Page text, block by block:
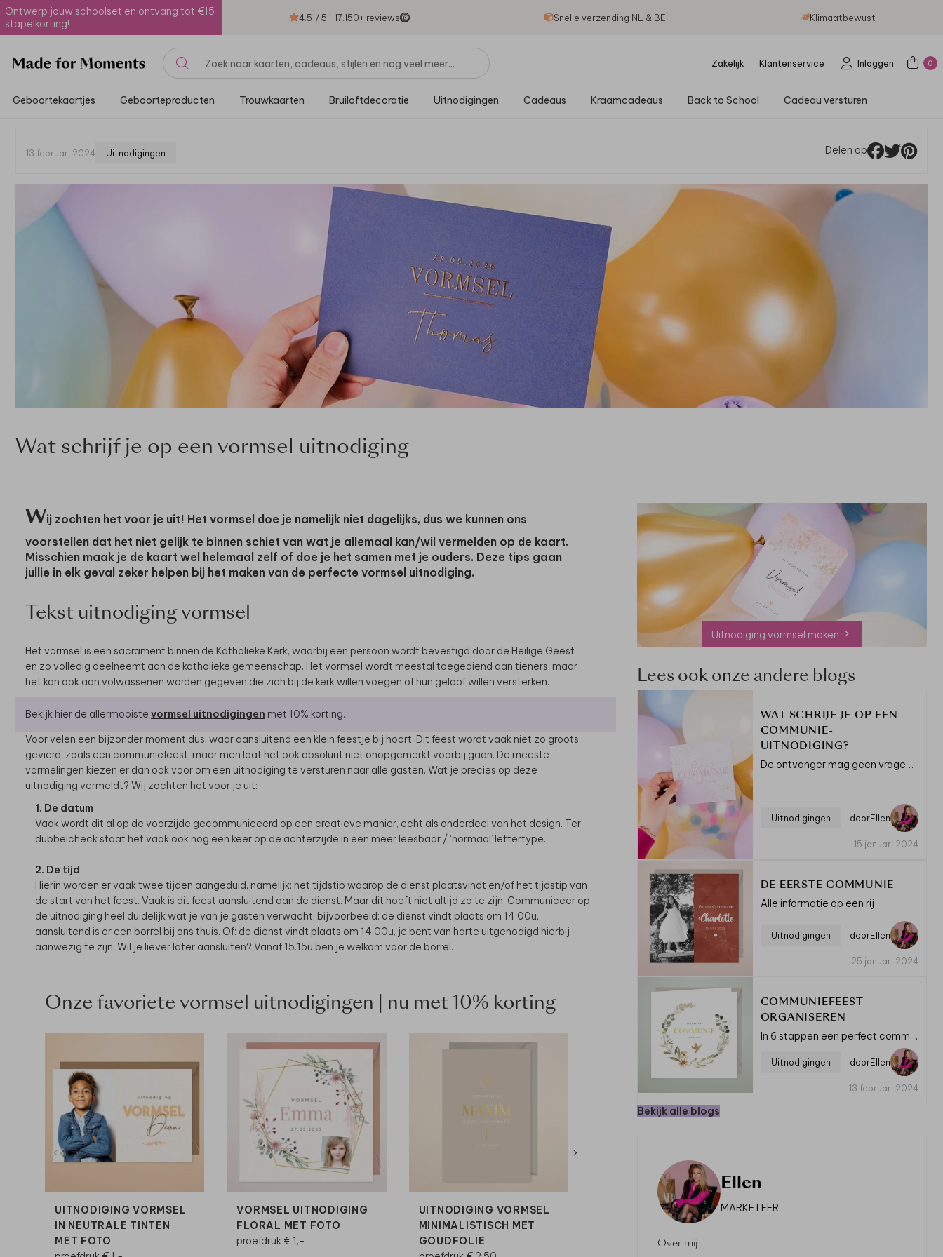
Ontwerp jouw schoolset en ontvang tot €15
stapelkorting!
4.51/ 5 -17.150+ reviews Snelle verzending NL & BE Klimaatbewust
Zakelijk Klantenservice Inloggen 0
Geboortekaartjes Geboorteproducten Trouwkaarten Bruiloftdecoratie Uitnodigingen Cadeaus Kraamcadeaus Back to School Cadeau versturen
13 februari 2024 Uitnodigingen Delen op
Wat schrijf je op een vormsel uitnodiging
Wij zochten het voor je uit! Het vormsel doe je namelijk niet dagelijks, dus we kunnen ons
voorstellen dat het niet gelijk te binnen schiet van wat je allemaal kan/wil vermelden op de kaart.
Misschien maak je de kaart wel helemaal zelf of doe je het samen met je ouders. Deze tips gaan
jullie in elk geval zeker helpen bij het maken van de perfecte vormsel uitnodiging.
Tekst uitnodiging vormsel
Het vormsel is een sacrament binnen de Katholieke Kerk, waarbij een persoon wordt bevestigd door de Heilige Geest
en zo volledig deelneemt aan de katholieke gemeenschap. Het vormsel wordt meestal toegediend aan tieners, maar
het kan ook aan volwassenen worden gegeven die zich bij de kerk willen voegen of hun geloof willen versterken.
Bekijk hier de allermooiste vormsel uitnodigingen met 10% korting.
Voor velen een bijzonder moment dus, waar aansluitend een klein feestje bij hoort. Dit feest wordt vaak niet zo groots
gevierd, zoals een communiefeest, maar men laat het ook absoluut niet onopgemerkt voorbij gaan. De meeste
vormelingen kiezen er dan ook voor om een uitnodiging te versturen naar alle gasten. Wat je precies op deze
uitnodiging vermeldt? Wij zochten het voor je uit:
1. De datum
Vaak wordt dit al op de voorzijde gecommuniceerd op een creatieve manier, echt als onderdeel van het design. Ter
dubbelcheck staat het vaak ook nog een keer op de achterzijde in een meer leesbaar / ‘normaal’ lettertype.
2. De tijd
Hierin worden er vaak twee tijden aangeduid, namelijk: het tijdstip waarop de dienst plaatsvindt en/of het tijdstip van
de start van het feest. Vaak is dit feest aansluitend aan de dienst. Maar dit hoeft niet altijd zo te zijn. Communiceer op
de uitnodiging heel duidelijk wat je van je gasten verwacht, bijvoorbeeld: de dienst vindt plaats om 14.00u,
aansluitend is er een borrel bij ons thuis. Of: de dienst vindt plaats om 14.00u, je bent van harte uitgenodigd hierbij
aanwezig te zijn. Wil je liever later aansluiten? Vanaf 15.15u ben je welkom voor de borrel.
Onze favoriete vormsel uitnodigingen | nu met 10% korting
UITNODIGING VORMSEL
IN NEUTRALE TINTEN
MET FOTO
VORMSEL UITNODIGING
FLORAL MET FOTO
proefdruk € 1,-
UITNODIGING VORMSEL
MINIMALISTISCH MET
GOUDFOLIE
UITNODIGING VORMSEL
MET SMOKING IN
GROENE TINTEN
Uitnodiging vormsel maken
Lees ook onze andere blogs
WAT SCHRIJF JE OP EEN
COMMUNIE-
UITNODIGING?
De ontvanger mag geen vragen meer hebben
Uitnodigingen doorEllen
15 januari 2024
DE EERSTE COMMUNIE
Alle informatie op een rij
Uitnodigingen doorEllen
25 januari 2024
COMMUNIEFEEST
ORGANISEREN
In 6 stappen een perfect communiefeest
Uitnodigingen doorEllen
13 februari 2024
Bekijk alle blogs
Ellen
MARKETEER
Over mij